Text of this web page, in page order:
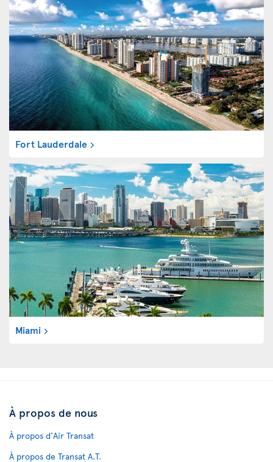
Fort Lauderdale
Miami
À propos de nous
À propos d'Air Transat
À propos de Transat A.T.